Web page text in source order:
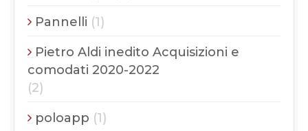
Pannelli (1)
Pietro Aldi inedito Acquisizioni e
comodati 2020-2022
(2)
poloapp (1)